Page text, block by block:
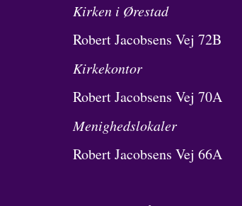
Kirken i Ørestad
Robert Jacobsens Vej 72B
Kirkekontor
Robert Jacobsens Vej 70A
Menighedslokaler
Robert Jacobsens Vej 66A